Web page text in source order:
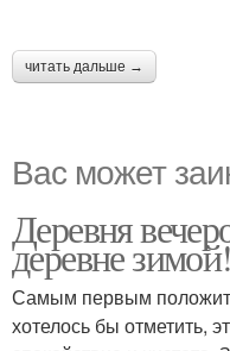
читать дальше →
Вас может
Деревня
деревне
Самым первым
хотелось бы отметить,